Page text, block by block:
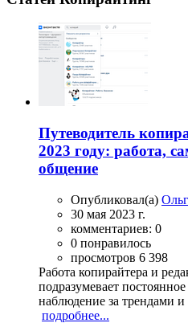
Путеводитель
2023 году: работа,
общение
Опубликовал(а)
30 мая 2023 г.
комментариев: 0
0 понравилось
просмотров 6 398
Работа копирайтера и
подразумевает
наблюдение за трендами и
подробнее...